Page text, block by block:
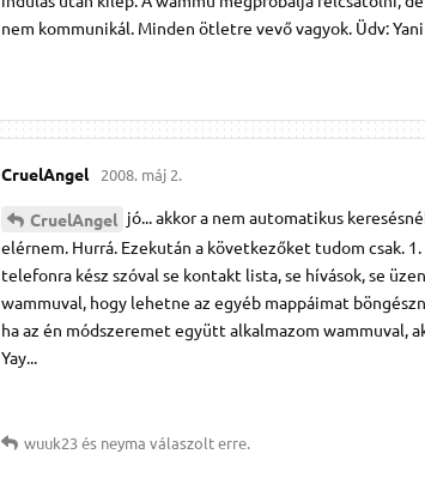
nem kommunikál. Minden ötletre vevő vagyok. Üdv: Yani
CruelAngel 2008. máj 2.
CruelAngel jó... akkor a nem automatikus
elérnem. Hurrá. Ezekután a következőket tudom csak.
telefonra kész szóval se kontakt lista, se hívások, se
wammuval, hogy lehetne az egyéb mappáimat
ha az én módszeremet együtt alkalmazom wammuval,
Yay...
wuuk23és neyma válaszolt erre.